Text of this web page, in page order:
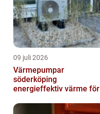
09 juli 2026
Värmepumpar
söderköping
energieffektiv värme för